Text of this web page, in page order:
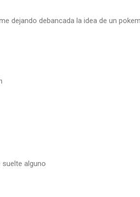
dejando debancada la idea de un
alguno